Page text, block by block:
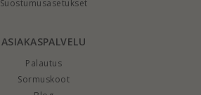
Suostumusasetukset
ASIAKASPALVELU
Palautus
Sormuskoot